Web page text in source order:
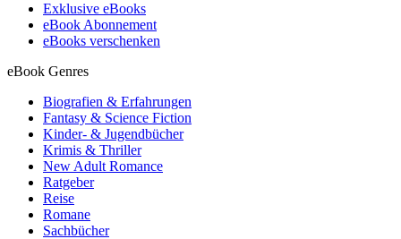
Exklusive eBooks
eBook Abonnement
eBooks verschenken
eBook Genres
Biografien & Erfahrungen
Fantasy & Science Fiction
Kinder- & Jugendbücher
Krimis & Thriller
New Adult Romance
Ratgeber
Reise
Romane
Sachbücher